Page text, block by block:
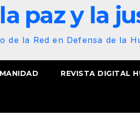
paz y la
de la Red en Defensa de la
REVISTA DIGITAL